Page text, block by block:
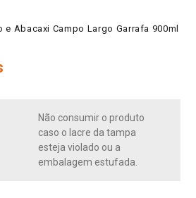
e Abacaxi Campo Largo Garrafa 900ml
Não consumir o produto
caso o lacre da tampa
esteja violado ou a
embalagem estufada.